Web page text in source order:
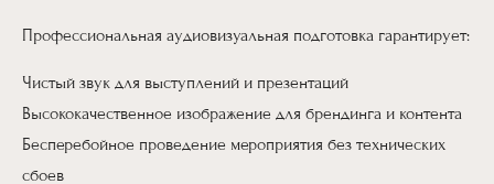
Профессиональная аудиовизуальная подготовка гарантирует:
Чистый звук для выступлений и презентаций
Высококачественное изображение для брендинга и контента
Бесперебойное проведение мероприятия без технических
сбоев